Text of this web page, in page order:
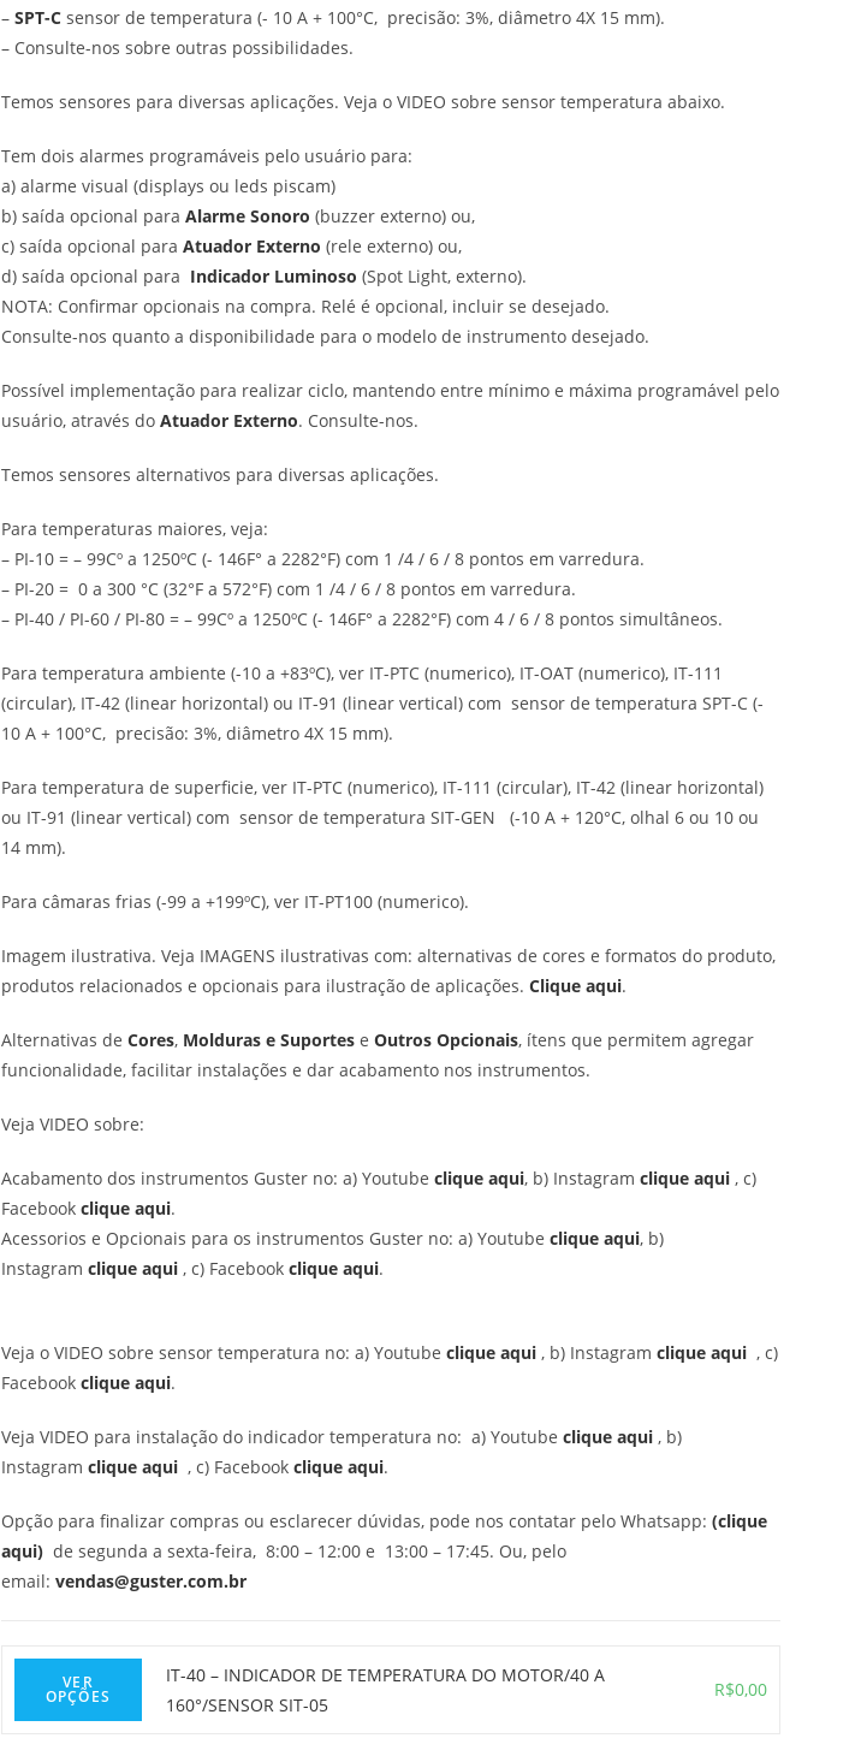
– SPT-C sensor de temperatura (- 10 A + 100°C, precisão: 3%, diâmetro 4X 15 mm).
– Consulte-nos sobre outras possibilidades.
Temos sensores para diversas aplicações. Veja o VIDEO sobre sensor temperatura abaixo.
Tem dois alarmes programáveis pelo usuário para:
a) alarme visual (displays ou leds piscam)
b) saída opcional para Alarme Sonoro (buzzer externo) ou,
c) saída opcional para Atuador Externo (rele externo) ou,
d) saída opcional para Indicador Luminoso (Spot Light, externo).
NOTA: Confirmar opcionais na compra. Relé é opcional, incluir se desejado.
Consulte-nos quanto a disponibilidade para o modelo de instrumento desejado.
Possível implementação para realizar ciclo, mantendo entre mínimo e máxima programável pelo
usuário, através do Atuador Externo. Consulte-nos.
Temos sensores alternativos para diversas aplicações.
Para temperaturas maiores, veja:
– PI-10 = – 99Cº a 1250ºC (- 146F° a 2282°F) com 1 /4 / 6 / 8 pontos em varredura.
– PI-20 = 0 a 300 °C (32°F a 572°F) com 1 /4 / 6 / 8 pontos em varredura.
– PI-40 / PI-60 / PI-80 = – 99Cº a 1250ºC (- 146F° a 2282°F) com 4 / 6 / 8 pontos simultâneos.
Para temperatura ambiente (-10 a +83ºC), ver IT-PTC (numerico), IT-OAT (numerico), IT-111
(circular), IT-42 (linear horizontal) ou IT-91 (linear vertical) com sensor de temperatura SPT-C (-
10 A + 100°C, precisão: 3%, diâmetro 4X 15 mm).
Para temperatura de superficie, ver IT-PTC (numerico), IT-111 (circular), IT-42 (linear horizontal)
ou IT-91 (linear vertical) com sensor de temperatura SIT-GEN (-10 A + 120°C, olhal 6 ou 10 ou
14 mm).
Para câmaras frias (-99 a +199ºC), ver IT-PT100 (numerico).
Imagem ilustrativa. Veja IMAGENS ilustrativas com: alternativas de cores e formatos do produto,
produtos relacionados e opcionais para ilustração de aplicações. Clique aqui.
Alternativas de Cores, Molduras e Suportes e Outros Opcionais, ítens que permitem agregar
funcionalidade, facilitar instalações e dar acabamento nos instrumentos.
Veja VIDEO sobre:
Acabamento dos instrumentos Guster no: a) Youtube clique aqui, b) Instagram clique aqui , c)
Facebook clique aqui.
Acessorios e Opcionais para os instrumentos Guster no: a) Youtube clique aqui, b)
Instagram clique aqui , c) Facebook clique aqui.
Veja o VIDEO sobre sensor temperatura no: a) Youtube clique aqui , b) Instagram clique aqui , c)
Facebook clique aqui.
Veja VIDEO para instalação do indicador temperatura no: a) Youtube clique aqui , b)
Instagram clique aqui , c) Facebook clique aqui.
Opção para finalizar compras ou esclarecer dúvidas, pode nos contatar pelo Whatsapp: (clique
aqui) de segunda a sexta-feira, 8:00 – 12:00 e 13:00 – 17:45. Ou, pelo
email: vendas@guster.com.br
VER
OPÇÕES
Este
produto
IT-40 – INDICADOR DE TEMPERATURA DO MOTOR/40 A
160°/SENSOR SIT-05
R$0,00